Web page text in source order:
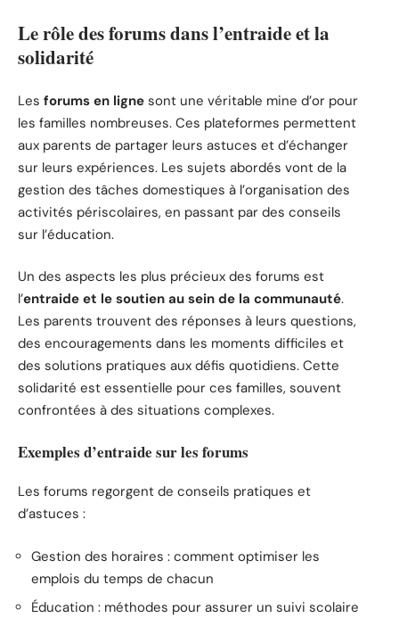
Le rôle des forums dans l’entraide et la
solidarité
Les forums en ligne sont une véritable mine d’or pour
les familles nombreuses. Ces plateformes permettent
aux parents de partager leurs astuces et d’échanger
sur leurs expériences. Les sujets abordés vont de la
gestion des tâches domestiques à l’organisation des
activités périscolaires, en passant par des conseils
sur l’éducation.
Un des aspects les plus précieux des forums est
l’entraide et le soutien au sein de la communauté.
Les parents trouvent des réponses à leurs questions,
des encouragements dans les moments difficiles et
des solutions pratiques aux défis quotidiens. Cette
solidarité est essentielle pour ces familles, souvent
confrontées à des situations complexes.
Exemples d’entraide sur les forums
Les forums regorgent de conseils pratiques et
d’astuces :
Gestion des horaires : comment optimiser les
emplois du temps de chacun
Éducation : méthodes pour assurer un suivi scolaire